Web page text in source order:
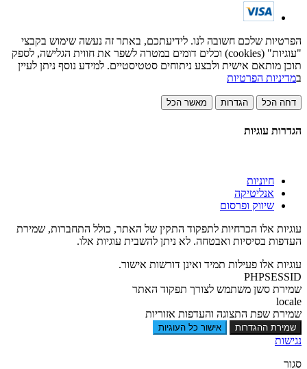
הפרטיות שלכם חשובה לנו. לידיעתכם, באתר זה נעשה שימוש בקבצי
"עוגיות" (cookies) וכלים דומים במטרה לשפר את חווית הגלישה, לספק
תוכן מותאם אישית ולבצע ניתוחים סטטיסטיים. למידע נוסף ניתן לעיין
במדיניות הפרטיות
דחה הכל הגדרות מאשר הכל
הגדרות עוגיות
חיוניות
אנליטיקה
שיווק ופרסום
עוגיות אלו הכרחיות לתפקוד התקין של האתר, כולל התחברות, שמירת
העדפות בסיסיות ואבטחה. לא ניתן להשבית עוגיות אלו.
עוגיות אלו פעילות תמיד ואינן דורשות אישור.
PHPSESSID
שמירת סשן משתמש לצורך תפקוד האתר
locale
שמירת שפת התצוגה והעדפות אזוריות
שמירת ההגדרות אישור כל העוגיות
נגישות
סגור